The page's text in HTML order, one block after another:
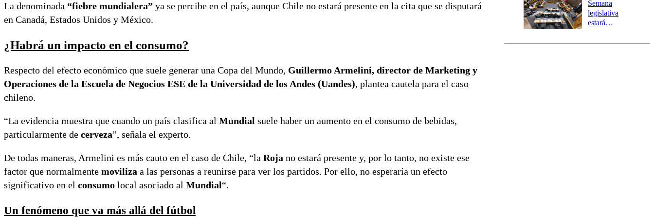
La denominada “fiebre mundialera” ya se percibe en el país, aunque Chile no estará presente en la cita que se disputará
en Canadá, Estados Unidos y México.
¿Habrá un impacto en el consumo?
Respecto del efecto económico que suele generar una Copa del Mundo, Guillermo Armelini, director de Marketing y
Operaciones de la Escuela de Negocios ESE de la Universidad de los Andes (Uandes), plantea cautela para el caso
chileno.
“La evidencia muestra que cuando un país clasifica al Mundial suele haber un aumento en el consumo de bebidas,
particularmente de cerveza”, señala el experto.
De todas maneras, Armelini es más cauto en el caso de Chile, “la Roja no estará presente y, por lo tanto, no existe ese
factor que normalmente moviliza a las personas a reunirse para ver los partidos. Por ello, no esperaría un efecto
significativo en el consumo local asociado al Mundial“.
Un fenómeno que va más allá del fútbol
tres comunas
Semana
legislativa
estará
el fin de la